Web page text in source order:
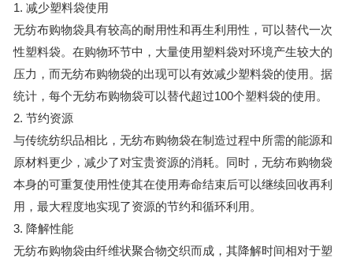
1. 减少塑料袋使用
无纺布购物袋具有较高的耐用性和再生利用性，可以替代一次
性塑料袋。在购物环节中，大量使用塑料袋对环境产生较大的
压力，而无纺布购物袋的出现可以有效减少塑料袋的使用。据
统计，每个无纺布购物袋可以替代超过100个塑料袋的使用。
2. 节约资源
与传统纺织品相比，无纺布购物袋在制造过程中所需的能源和
原材料更少，减少了对宝贵资源的消耗。同时，无纺布购物袋
本身的可重复使用性使其在使用寿命结束后可以继续回收再利
用，最大程度地实现了资源的节约和循环利用。
3. 降解性能
无纺布购物袋由纤维状聚合物交织而成，其降解时间相对于塑